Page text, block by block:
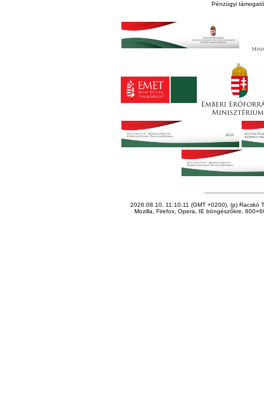
Pénzügyi
2026.08.10. 11:10:11 (GMT +0200), (p) Racskó
Mozilla, Firefox, Opera, IE böngészőkre,